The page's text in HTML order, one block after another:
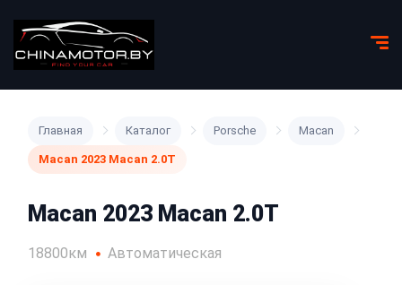
Главная Каталог Porsche Macan
Macan 2023 Macan 2.0T
Macan 2023 Macan 2.0T
18800км Автоматическая